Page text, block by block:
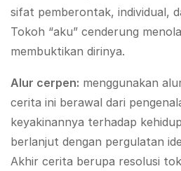
sifat pemberontak, individual,
Tokoh “aku” cenderung
membuktikan dirinya.
Alur cerpen: menggunakan
cerita ini berawal dari
keyakinannya terhadap
berlanjut dengan pergulatan
Akhir cerita berupa resolusi